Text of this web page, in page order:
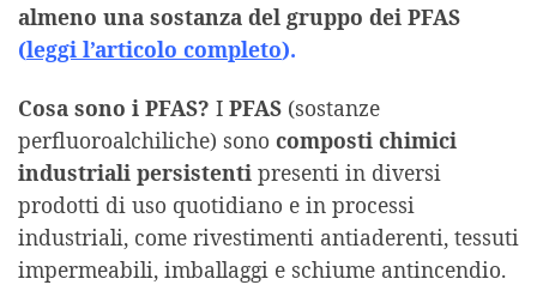
almeno una sostanza del gruppo dei PFAS
(leggi l’articolo completo).
Cosa sono i PFAS? I PFAS (sostanze
perfluoroalchiliche) sono composti chimici
industriali persistenti presenti in diversi
prodotti di uso quotidiano e in processi
industriali, come rivestimenti antiaderenti, tessuti
impermeabili, imballaggi e schiume antincendio.